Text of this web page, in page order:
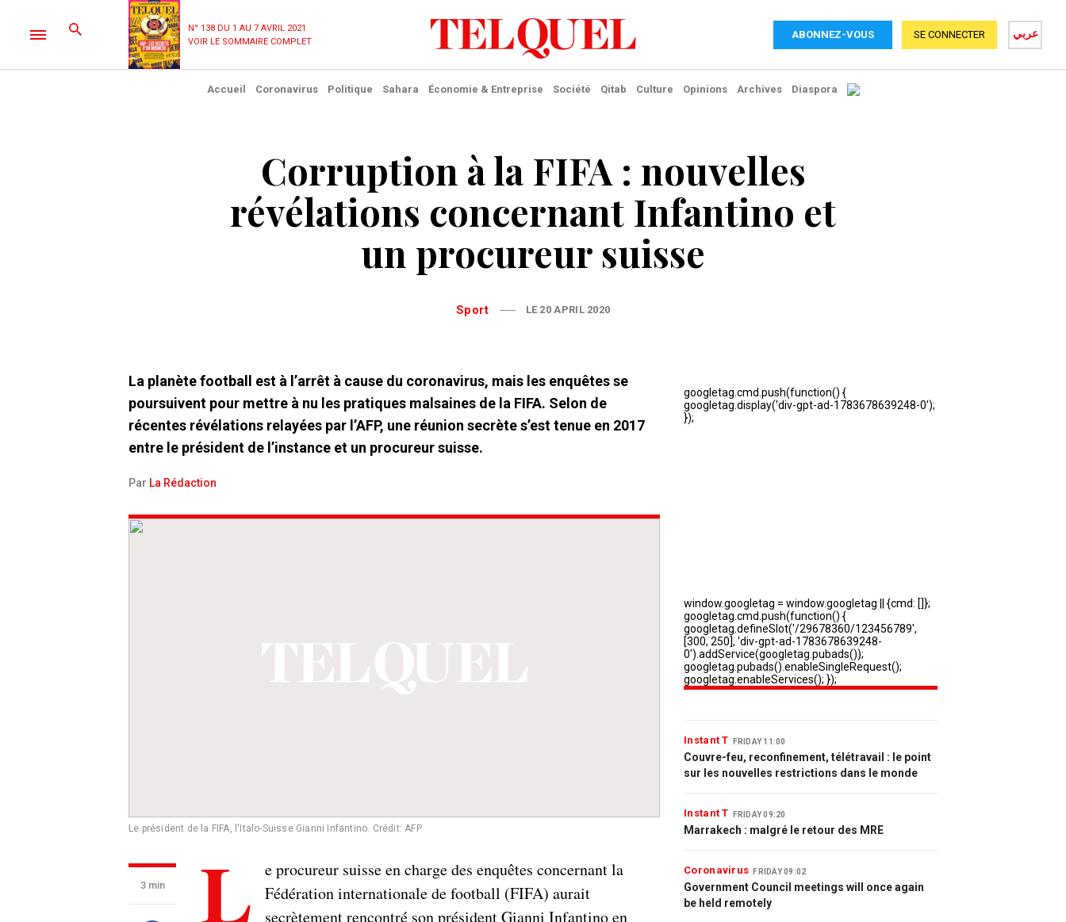
N° 138 DU 1 AU 7 AVRIL 2021
VOIR LE SOMMAIRE COMPLET
ABONNEZ-VOUS عربي SE CONNECTER
Accueil Coronavirus Politique Sahara Économie & Entreprise Société Qitab Culture Opinions Archives Diaspora
Corruption à la FIFA : nouvelles
révélations concernant Infantino et
un procureur suisse
Sport LE 20 APRIL 2020
La planète football est à l’arrêt à cause du coronavirus, mais les enquêtes se
poursuivent pour mettre à nu les pratiques malsaines de la FIFA. Selon de
récentes révélations relayées par l’AFP, une réunion secrète s’est tenue en 2017
entre le président de l’instance et un procureur suisse.
Par La Rédaction
Le président de la FIFA, l'Italo-Suisse Gianni Infantino. Crédit: AFP
3 min L
e procureur suisse en charge des enquêtes concernant la
Fédération internationale de football (FIFA) aurait
secrètement rencontré son président Gianni Infantino en
Instant T FRIDAY 11:00
Couvre-feu, reconfinement, télétravail : le point
sur les nouvelles restrictions dans le monde
Instant T FRIDAY 09:20
Marrakech : malgré le retour des MRE
Coronavirus FRIDAY 09:02
Government Council meetings will once again
be held remotely